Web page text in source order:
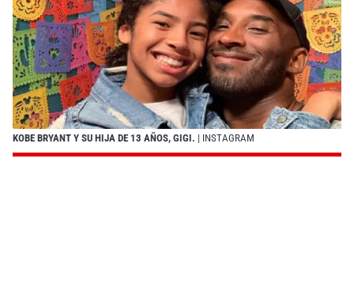
KOBE BRYANT Y SU HIJA DE 13 AÑOS, GIGI. | INSTAGRAM